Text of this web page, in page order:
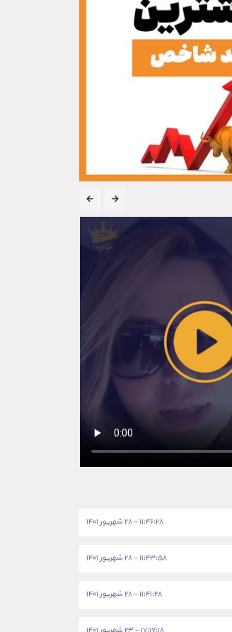
۱۱:۴۶:۲۸ - ۲۸ شهریور ۱۴۰۱
۱۱:۴۳:۵۸ - ۲۸ شهریور ۱۴۰۱
۱۱:۴۱:۲۸ - ۲۸ شهریور ۱۴۰۱